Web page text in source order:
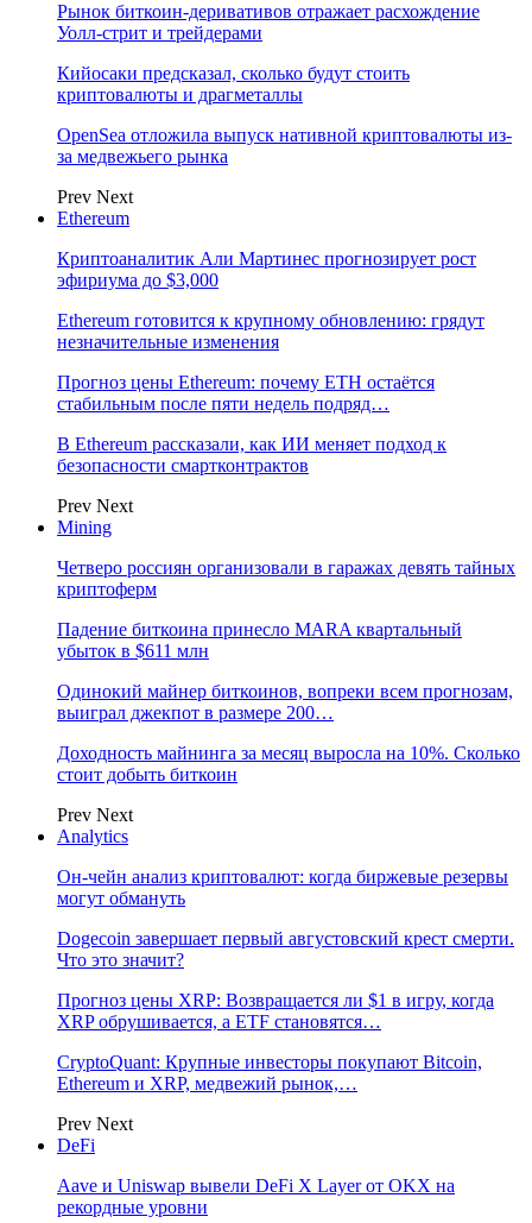
Рынок биткоин-деривативов отражает расхождение
Уолл-стрит и трейдерами
Кийосаки предсказал, сколько будут стоить
криптовалюты и драгметаллы
OpenSea отложила выпуск нативной криптовалюты из-
за медвежьего рынка
Prev Next
Ethereum
Криптоаналитик Али Мартинес прогнозирует рост
эфириума до $3,000
Ethereum готовится к крупному обновлению: грядут
незначительные изменения
Прогноз цены Ethereum: почему ETH остаётся
стабильным после пяти недель подряд…
В Ethereum рассказали, как ИИ меняет подход к
безопасности смартконтрактов
Prev Next
Mining
Четверо россиян организовали в гаражах девять тайных
криптоферм
Падение биткоина принесло MARA квартальный
убыток в $611 млн
Одинокий майнер биткоинов, вопреки всем прогнозам,
выиграл джекпот в размере 200…
Доходность майнинга за месяц выросла на 10%. Сколько
стоит добыть биткоин
Prev Next
Analytics
Он-чейн анализ криптовалют: когда биржевые резервы
могут обмануть
Dogecoin завершает первый августовский крест смерти.
Что это значит?
Прогноз цены XRP: Возвращается ли $1 в игру, когда
XRP обрушивается, а ETF становятся…
CryptoQuant: Крупные инвесторы покупают Bitcoin,
Ethereum и XRP, медвежий рынок,…
Prev Next
DeFi
Aave и Uniswap вывели DeFi X Layer от OKX на
рекордные уровни